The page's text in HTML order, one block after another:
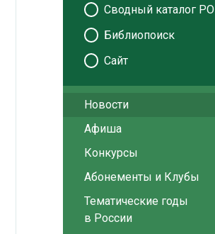
Сводный каталог РО
Библиопоиск
Сайт
Новости
Афиша
Конкурсы
Абонементы и Клубы
Тематические годы
в России